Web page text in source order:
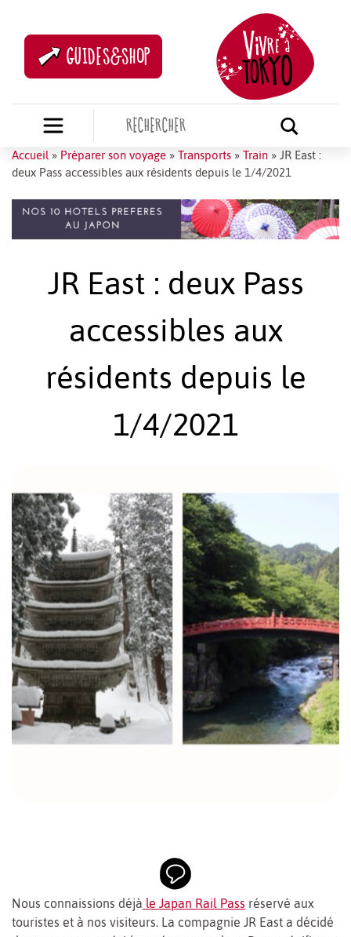
GUIDES&SHOP
Accueil » Préparer son voyage » Transports » Train » JR East :
deux Pass accessibles aux résidents depuis le 1/4/2021
JR East : deux Pass
accessibles aux
résidents depuis le
1/4/2021
Nous connaissions déjà le Japan Rail Pass réservé aux
touristes et à nos visiteurs. La compagnie JR East a décidé